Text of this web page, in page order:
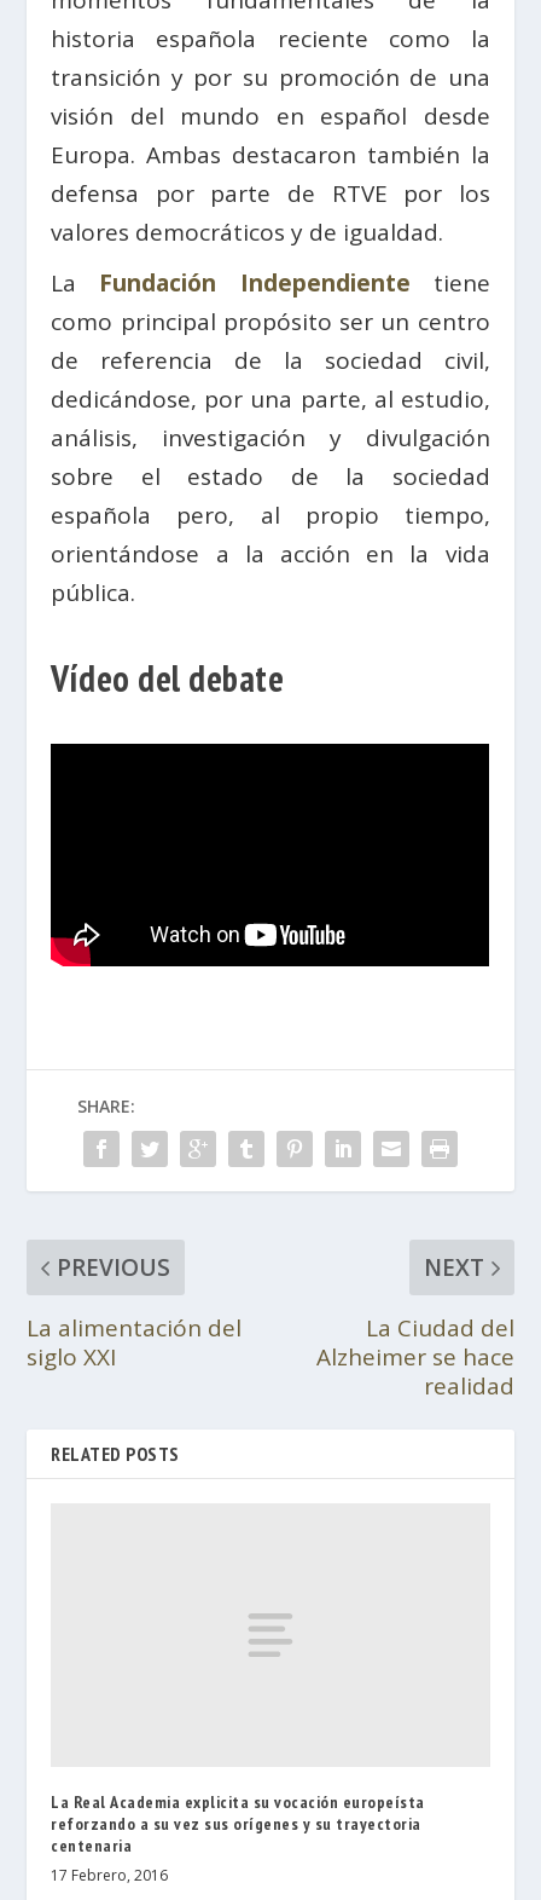
historia española reciente como la
transición y por su promoción de una
visión del mundo en español desde
Europa. Ambas destacaron también la
defensa por parte de RTVE por los
valores democráticos y de igualdad.
La Fundación Independiente tiene
como principal propósito ser un centro
de referencia de la sociedad civil,
dedicándose, por una parte, al estudio,
análisis, investigación y divulgación
sobre el estado de la sociedad
española pero, al propio tiempo,
orientándose a la acción en la vida
pública.
Vídeo del debate
SHARE:
PREVIOUS
La alimentación del
siglo XXI
NEXT
La Ciudad del
Alzheimer se hace
realidad
RELATED POSTS
La Real Academia explicita su vocación europeísta
reforzando a su vez sus orígenes y su trayectoria
centenaria
17 Febrero, 2016